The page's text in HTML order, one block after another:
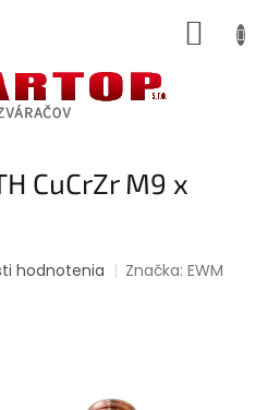
CuCrZr M9 x
hodnotenia Značka:EWM